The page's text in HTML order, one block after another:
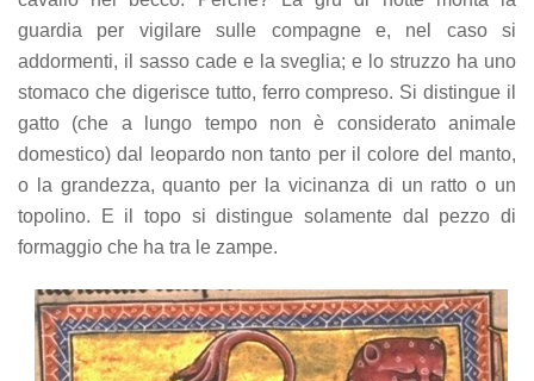
guardia per vigilare sulle compagne e, nel caso si
addormenti, il sasso cade e la sveglia; e lo struzzo ha uno
stomaco che digerisce tutto, ferro compreso. Si distingue il
gatto (che a lungo tempo non è considerato animale
domestico) dal leopardo non tanto per il colore del manto,
o la grandezza, quanto per la vicinanza di un ratto o un
topolino. E il topo si distingue solamente dal pezzo di
formaggio che ha tra le zampe.